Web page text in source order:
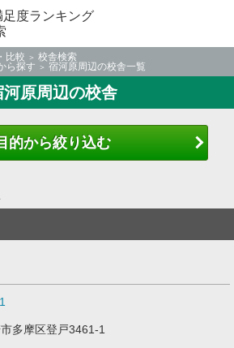
度ランキング
比較
校舎検索
ら探す
宿河原周辺の校舎一覧
河原周辺の校舎
的から絞り込む
多摩区登戸3461-1